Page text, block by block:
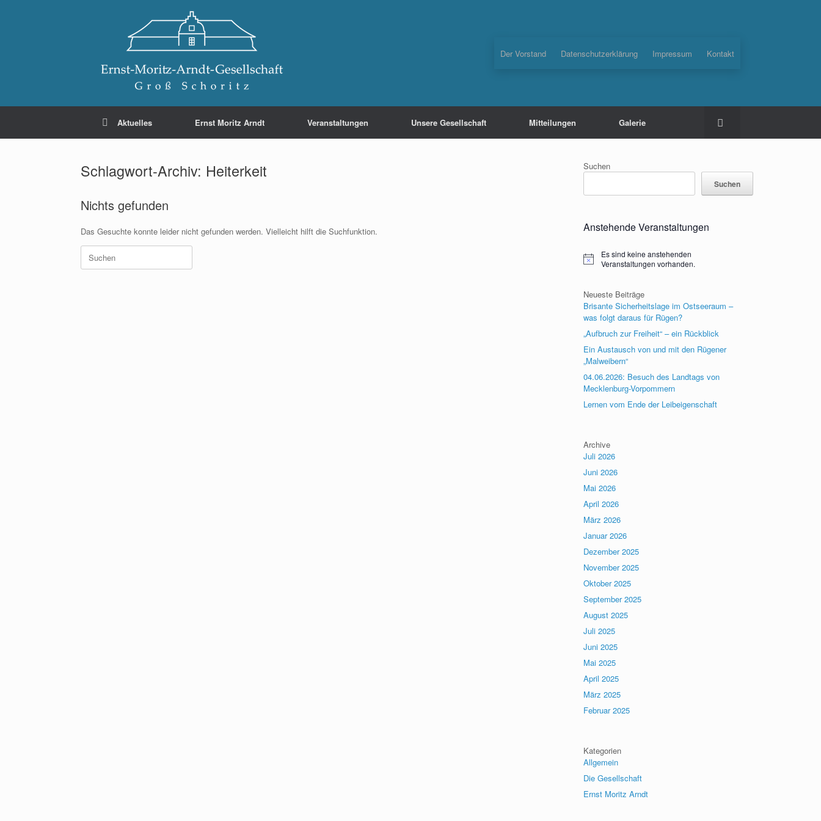
Der Vorstand Datenschutzerklärung Impressum Kontakt
Aktuelles Ernst Moritz Arndt Veranstaltungen Unsere Gesellschaft Mitteilungen Galerie
Schlagwort-Archiv: Heiterkeit
Nichts gefunden
Das Gesuchte konnte leider nicht gefunden werden. Vielleicht hilft die Suchfunktion.
Suchen
nach:
Suchen
Suchen
Anstehende Veranstaltungen
Hinweis
Es sind keine anstehenden
Veranstaltungen vorhanden.
Neueste Beiträge
Brisante Sicherheitslage im Ostseeraum –
was folgt daraus für Rügen?
„Aufbruch zur Freiheit“ – ein Rückblick
Ein Austausch von und mit den Rügener
„Malweibern“
04.06.2026: Besuch des Landtags von
Mecklenburg-Vorpommern
Lernen vom Ende der Leibeigenschaft
Archive
Juli 2026
Juni 2026
Mai 2026
April 2026
März 2026
Januar 2026
Dezember 2025
November 2025
Oktober 2025
September 2025
August 2025
Juli 2025
Juni 2025
Mai 2025
April 2025
März 2025
Februar 2025
Kategorien
Allgemein
Die Gesellschaft
Ernst Moritz Arndt